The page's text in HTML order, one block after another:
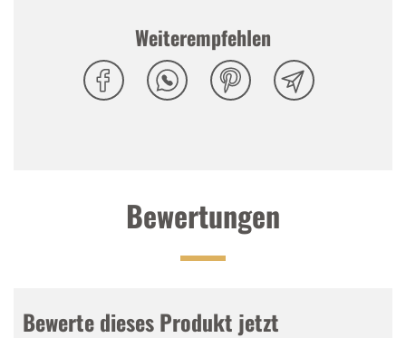
Tasting Notes
Lang, weich, rund und süsslich-würzig
Weiterempfehlen
Bewertungen
Bewerte dieses Produkt jetzt